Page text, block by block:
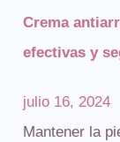
Crema
efectivas y
julio 16, 2024
Mantener la